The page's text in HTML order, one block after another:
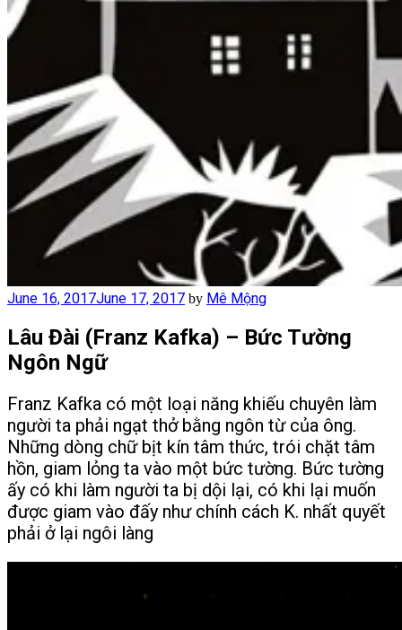
Posted
June 16, 2017June 17, 2017 by Mê Mộng
Lâu Đài (Franz Kafka) – Bức Tường
Ngôn Ngữ
Franz Kafka có một loại năng khiếu chuyên làm
người ta phải ngạt thở bằng ngôn từ của ông.
Những dòng chữ bịt kín tâm thức, trói chặt tâm
hồn, giam lỏng ta vào một bức tường. Bức tường
ấy có khi làm người ta bị dội lại, có khi lại muốn
được giam vào đấy như chính cách K. nhất quyết
phải ở lại ngôi làng